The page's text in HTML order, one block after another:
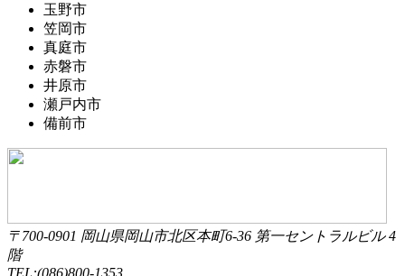
玉野市
笠岡市
真庭市
赤磐市
井原市
瀬戸内市
備前市
〒700-0901 岡山県岡山市北区本町6-36 第一セントラルビル 4
階